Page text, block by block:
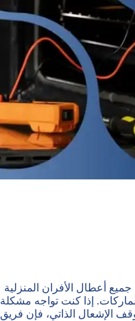
أعطال الأفران المنزلية
إذا كنت تواجه
الإشعال الذاتي، فإن فريق